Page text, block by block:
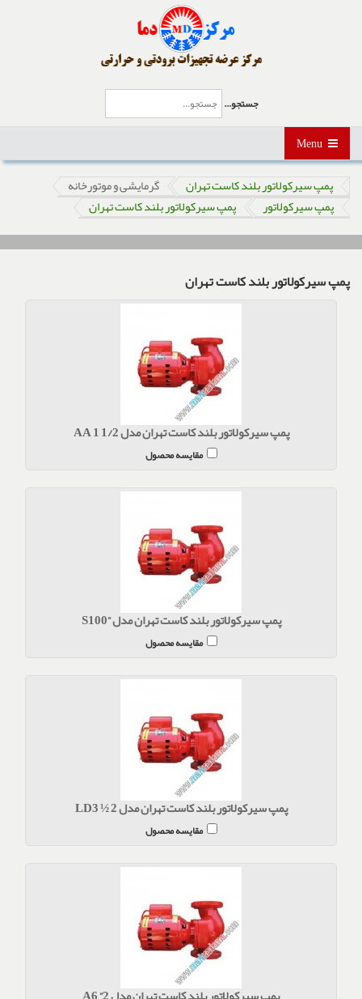
جستجو...
پمپ سیرکولاتور بلند کاست تهران
گرمایشی و موتورخانه
پمپ سیرکولاتور
پمپ سیرکولاتور بلند کاست تهران
پمپ سیرکولاتور بلند کاست تهران
پمپ سیرکولاتور بلند کاست تهران مدل AA 1 1/2
مقایسه محصول
پمپ سیرکولاتور بلند کاست تهران مدل ”S100
مقایسه محصول
پمپ سیرکولاتور بلند کاست تهران مدل 2 ½ LD3
مقایسه محصول